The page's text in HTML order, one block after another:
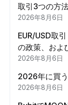
取引3つの方
2026年8月6日
EUR/USD取
の政策、およ
2026年8月6日
2026年に買
2026年8月6日